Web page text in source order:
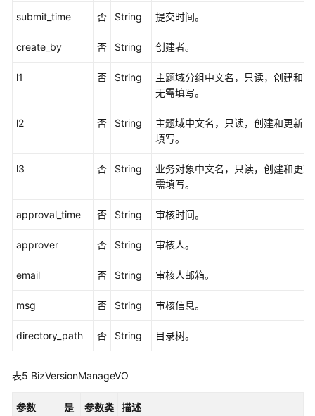
览
录
据
API
submit_time 否 String 提交时间。
create_by 否 String 创建者。
l1 否 String
主题域分组中文名，只读，创建和
无需填写。
l2 否 String
主题域中文名，只读，创建和更新
填写。
l3 否 String
业务对象中文名，只读，创建和更
需填写。
approval_time 否 String 审核时间。
approver 否 String 审核人。
email 否 String 审核人邮箱。
msg 否 String 审核信息。
directory_path 否 String 目录树。
表5 BizVersionManageVO
参数
是
参数类
描述